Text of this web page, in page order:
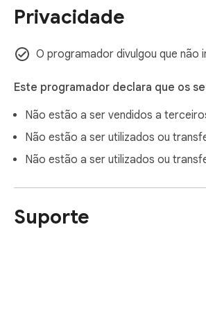
Privacidade
O programador divulgou que não
Este programador declara que os
Não estão a ser vendidos a
Não estão a ser utilizados ou
Não estão a ser utilizados ou
Suporte